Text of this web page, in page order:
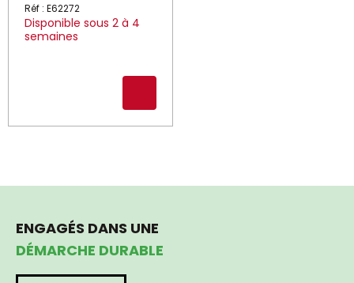
Réf : E62272
Disponible sous 2 à 4
semaines
ENGAGÉS DANS UNE
DÉMARCHE DURABLE